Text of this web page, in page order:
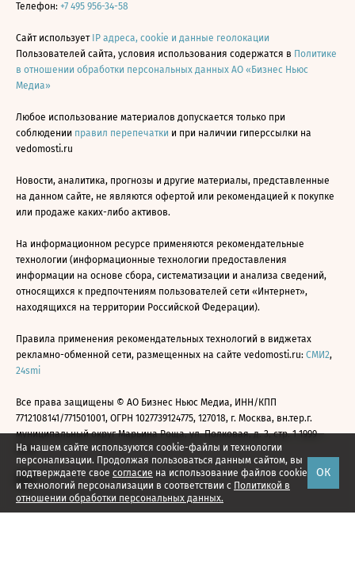
На нашем сайте используются cookie-файлы и технологии
персонализации. Продолжая пользоваться данным сайтом, вы
подтверждаете свое согласие на использование файлов cookie
и технологий персонализации в соответствии с Политикой в
отношении обработки персональных данных.
ОК
Телефон: +7 495 956-34-58
Сайт использует IP адреса, cookie и данные геолокации
Пользователей сайта, условия использования содержатся в Политике
в отношении обработки персональных данных АО «Бизнес Ньюс
Медиа»
Любое использование материалов допускается только при
соблюдении правил перепечатки и при наличии гиперссылки на
vedomosti.ru
Новости, аналитика, прогнозы и другие материалы, представленные
на данном сайте, не являются офертой или рекомендацией к покупке
или продаже каких-либо активов.
На информационном ресурсе применяются рекомендательные
технологии (информационные технологии предоставления
информации на основе сбора, систематизации и анализа сведений,
относящихся к предпочтениям пользователей сети «Интернет»,
находящихся на территории Российской Федерации).
Правила применения рекомендательных технологий в виджетах
рекламно-обменной сети, размещенных на сайте vedomosti.ru: СМИ2,
24smi
Все права защищены © АО Бизнес Ньюс Медиа, ИНН/КПП
7712108141/771501001, ОГРН 1027739124775, 127018, г. Москва, вн.тер.г.
муниципальный округ Марьина Роща, ул. Полковая, д. 3, стр. 1 1999—
2026